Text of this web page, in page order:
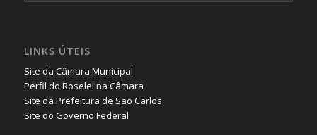
LINKS ÚTEIS
Site da Câmara Municipal
Perfil do Roselei na Câmara
Site da Prefeitura de São Carlos
Site do Governo Federal